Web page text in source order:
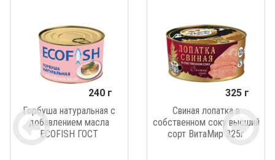
240 г
Горбуша натуральная с
добавлением масла
ECOFISH ГОСТ
325 г
Свиная лопатка в
собственном соку высший
сорт ВитаМир 325г